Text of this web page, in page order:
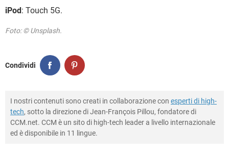
iPod: Touch 5G.
Foto: © Unsplash.
Condividi
I nostri contenuti sono creati in collaborazione con esperti di high-
tech, sotto la direzione di Jean-François Pillou, fondatore di
CCM.net. CCM è un sito di high-tech leader a livello internazionale
ed è disponibile in 11 lingue.